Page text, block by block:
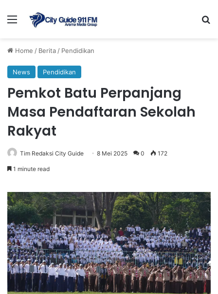
Menu
Home / Berita / Pendidikan
News Pendidikan
Pemkot Batu Perpanjang
Masa Pendaftaran Sekolah
Rakyat
Tim Redaksi City Guide 8 Mei 2025 0 172
1 minute read